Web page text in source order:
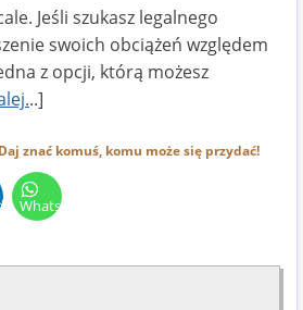
Jeśli szukasz legalnego
swoich obciążeń względem
z opcji, którą możesz
..]
znać komuś, komu może się przydać!
WhatsApp